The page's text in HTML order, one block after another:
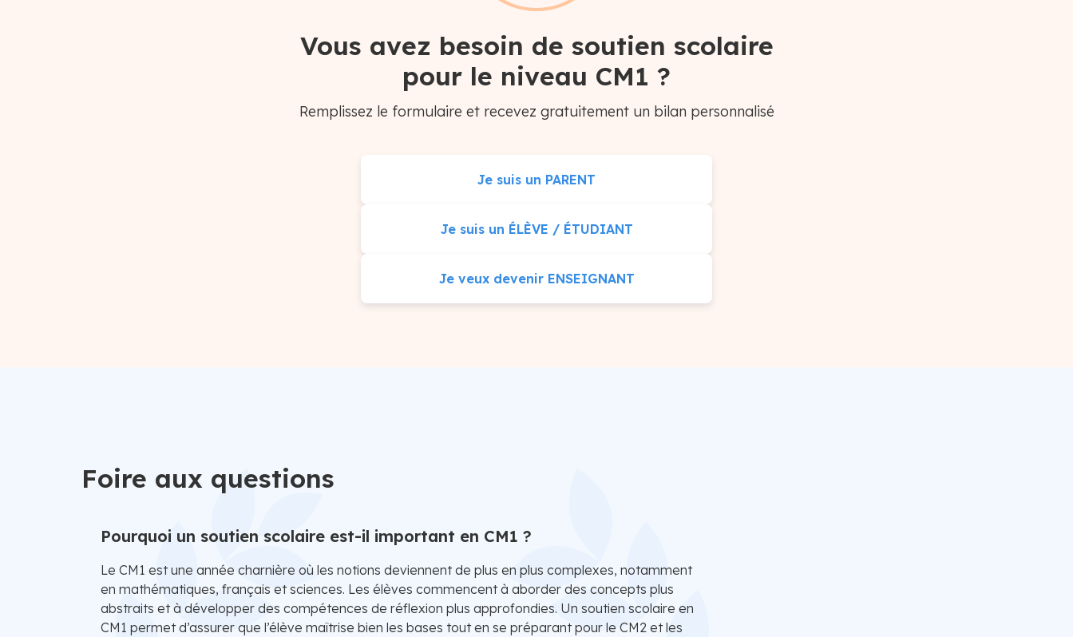
Vous avez besoin de soutien scolaire
pour le niveau CM1 ?
Remplissez le formulaire et recevez gratuitement un bilan personnalisé
Je suis un PARENT
Je suis un ÉLÈVE / ÉTUDIANT
Je veux devenir ENSEIGNANT
Foire aux questions
Pourquoi un soutien scolaire est-il important en CM1 ?
Le CM1 est une année charnière où les notions deviennent de plus en plus complexes, notamment
en mathématiques, français et sciences. Les élèves commencent à aborder des concepts plus
abstraits et à développer des compétences de réflexion plus approfondies. Un soutien scolaire en
CM1 permet d’assurer que l’élève maîtrise bien les bases tout en se préparant pour le CM2 et les